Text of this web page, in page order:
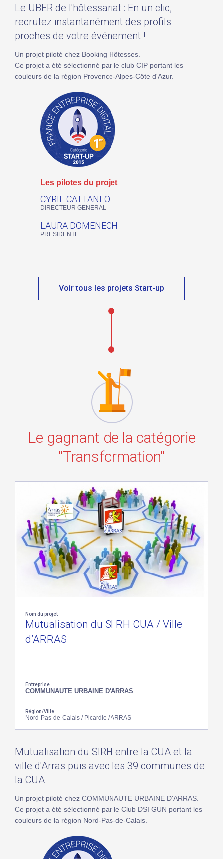
Le UBER de l'hôtessariat : En un clic,
recrutez instantanément des profils
proches de votre événement !
Un projet piloté chez Booking Hôtesses.
Ce projet a été sélectionné par le club CIP portant les
couleurs de la région Provence-Alpes-Côte d'Azur.
Les pilotes du projet
CYRIL CATTANEO
DIRECTEUR GENERAL
LAURA DOMENECH
PRESIDENTE
Voir tous les projets Start-up
Le gagnant de la catégorie
"Transformation"
Nom du projet
Mutualisation du SI RH CUA / Ville
d’ARRAS
Entreprise
COMMUNAUTE URBAINE D'ARRAS
Région/Ville
Nord-Pas-de-Calais / Picardie / ARRAS
Mutualisation du SIRH entre la CUA et la
ville d'Arras puis avec les 39 communes de
la CUA
Un projet piloté chez COMMUNAUTE URBAINE D'ARRAS.
Ce projet a été sélectionné par le Club DSI GUN portant les
couleurs de la région Nord-Pas-de-Calais.